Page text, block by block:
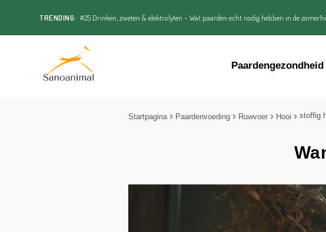
TRENDING: #25 Drinken, zweten & elektrolyten – Wat paarden echt nodig hebben in de zomerhi...
Paardengezondheid
Startpagina Paardenvoeding Ruwvoer Hooi stoffig